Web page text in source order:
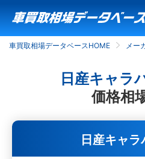
車買取相場データベースHOME メー
日産キャラ
価格相
日産キャ